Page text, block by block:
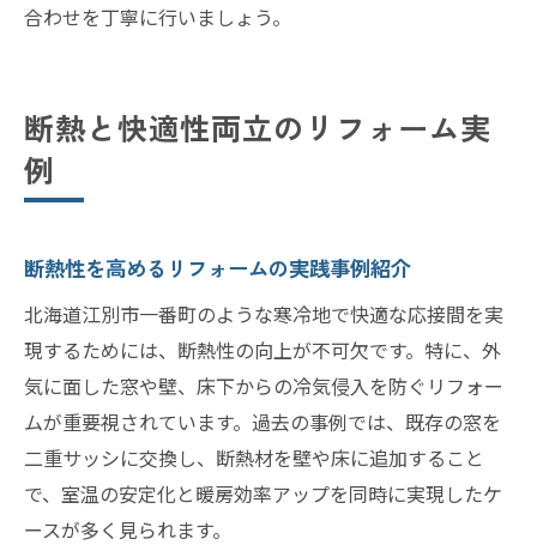
合わせを丁寧に行いましょう。
断熱と快適性両立のリフォーム実
例
断熱性を高めるリフォームの実践事例紹介
北海道江別市一番町のような寒冷地で快適な応接間を実
現するためには、断熱性の向上が不可欠です。特に、外
気に面した窓や壁、床下からの冷気侵入を防ぐリフォー
ムが重要視されています。過去の事例では、既存の窓を
二重サッシに交換し、断熱材を壁や床に追加すること
で、室温の安定化と暖房効率アップを同時に実現したケ
ースが多く見られます。